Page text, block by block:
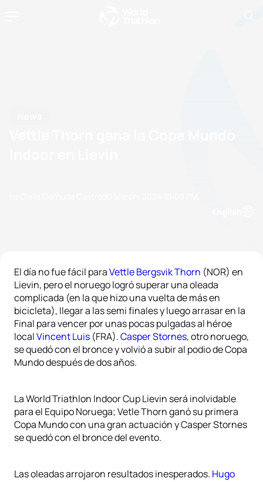
El día no fue fácil paraVettle Bergsvik Thorn (NOR) en
Lievin, pero el noruego logró superar una oleada
complicada (en la que hizo una vuelta de más en
bicicleta), llegar a las semi finales y luego arrasar en la
Final para vencer por unas pocas pulgadas al héroe
localVincent Luis (FRA).Casper Stornes, otro noruego,
se quedó con el bronce y volvió a subir al podio de Copa
Mundo después de dos años.
La World Triathlon Indoor Cup Lievin será inolvidable
para el Equipo Noruega; Vetle Thorn ganó su primera
Copa Mundo con una gran actuación y Casper Stornes
se quedó con el bronce del evento.
Las oleadas arrojaron resultados inesperados. Hugo